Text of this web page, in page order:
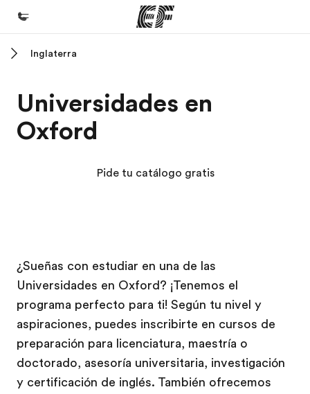
Programas
Ver todo lo que hacemos
Trabajos
Únete al equipo
Inglaterra
Universidades en
Oxford
Pide tu catálogo gratis
¿Sueñas con estudiar en una de las
Universidades en Oxford? ¡Tenemos el
programa perfecto para ti! Según tu nivel y
aspiraciones, puedes inscribirte en cursos de
preparación para licenciatura, maestría o
doctorado, asesoría universitaria, investigación
y certificación de inglés. También ofrecemos